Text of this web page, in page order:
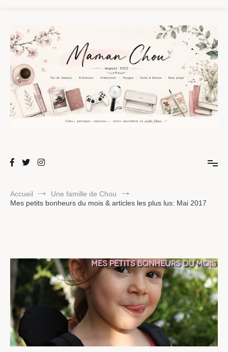
contenu
Maman Chou
Accueil
Une famille de Chou
Mes petits bonheurs du mois & articles les plus lus: Mai 2017